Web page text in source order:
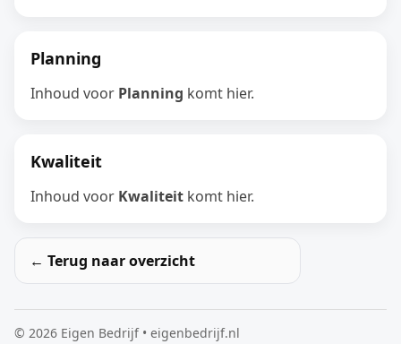
Planning
Inhoud voor Planning komt hier.
Kwaliteit
Inhoud voor Kwaliteit komt hier.
← Terug naar overzicht
© 2026 Eigen Bedrijf • eigenbedrijf.nl